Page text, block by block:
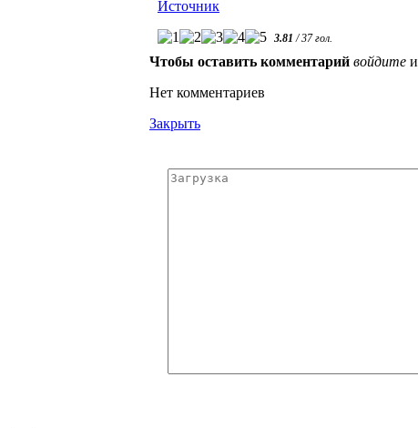
Источник
3.81 /37гол.
Чтобы оставить комментарий войдите
Нет комментариев
Закрыть